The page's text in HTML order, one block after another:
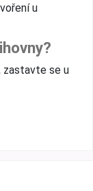
u
zastavte se u